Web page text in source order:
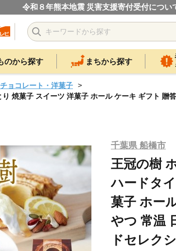
令和８年熊本地震 災害支援寄付受付につい
のから探す まちから探す
ョコレート・洋菓子
焼菓子 スイーツ 洋菓子 ホール ケーキ ギフト
千葉県 船橋市
王冠の樹
ハードタ
菓子 ホー
やつ 常温
ドセレク